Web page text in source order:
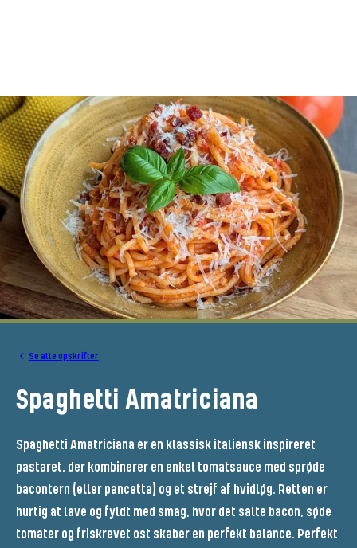
Se alle opskrifter
Spaghetti Amatriciana
Spaghetti Amatriciana er en klassisk italiensk inspireret
pastaret, der kombinerer en enkel tomatsauce med sprøde
bacontern (eller pancetta) og et strejf af hvidløg. Retten er
hurtig at lave og fyldt med smag, hvor det salte bacon, søde
tomater og friskrevet ost skaber en perfekt balance. Perfekt